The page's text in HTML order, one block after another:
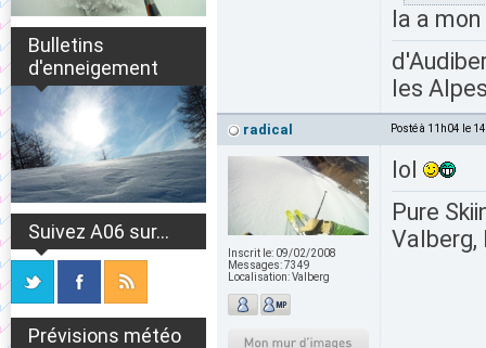
Bulletins
d'enneigement
Suivez A06 sur...
Prévisions météo
la a
les
radical Posté à 11h04 le
Inscrit le: 09/02/2008
Messages:7349
Localisation:Valberg
lol
Pure
Valberg,